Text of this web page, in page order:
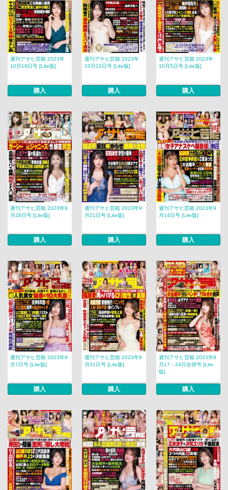
週刊アサヒ芸能 2023年
10月19日号 [Lite版]
購入
週刊アサヒ芸能 2023年
10月12日号 [Lite版]
購入
週刊アサヒ芸能 2023年
10月5日号 [Lite版]
購入
週刊アサヒ芸能 2023年9
月28日号 [Lite版]
購入
週刊アサヒ芸能 2023年9
月21日号 [Lite版]
購入
週刊アサヒ芸能 2023年9
月14日号 [Lite版]
購入
週刊アサヒ芸能 2023年9
月7日号 [Lite版]
購入
週刊アサヒ芸能 2023年8
月31日号 [Lite版]
購入
週刊アサヒ芸能 2023年8
月17・24日合併号 [Lite
版]
購入